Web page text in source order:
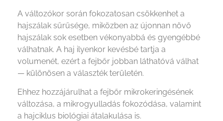
A változókor során fokozatosan csökkenhet a
hajszálak sűrűsége, miközben az újonnan növő
hajszálak sok esetben vékonyabbá és gyengébbé
válhatnak. A haj ilyenkor kevésbé tartja a
volumenét, ezért a fejbőr jobban láthatóvá válhat
— különösen a választék területén.
Ehhez hozzájárulhat a fejbőr mikrokeringésének
változása, a mikrogyulladás fokozódása, valamint
a hajciklus biológiai átalakulása is.